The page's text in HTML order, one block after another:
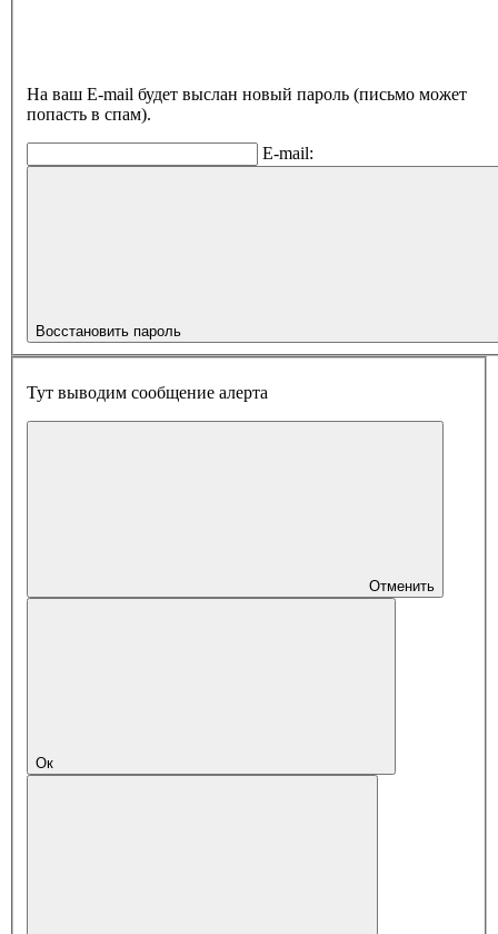
На ваш E-mail будет выслан новый пароль (письмо может
попасть в спам).
E-mail:
Восстановить пароль
Тут выводим сообщение алерта
Отменить
Ок